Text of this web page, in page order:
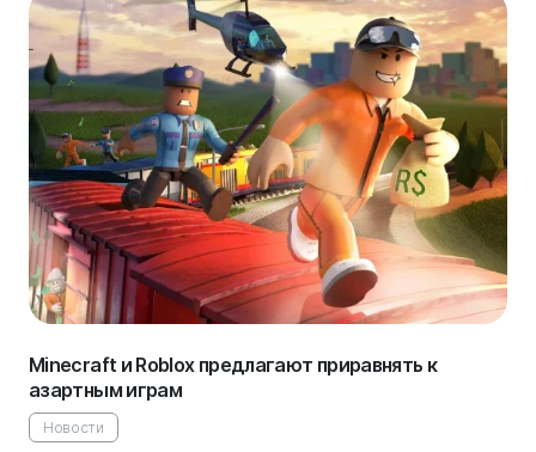
Minecraft и Roblox предлагают приравнять к
азартным играм
Новости